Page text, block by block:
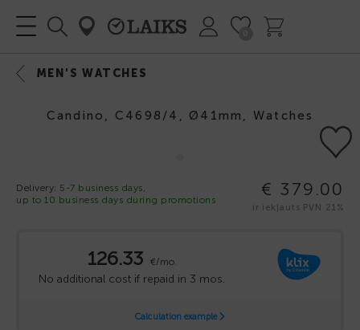
MEN'S WATCHES
Candino, C4698/4, Ø41mm, Watches
Delivery: 5-7 business days,
up to 10 business days during promotions
€ 379.00
ir iekļauts PVN 21%